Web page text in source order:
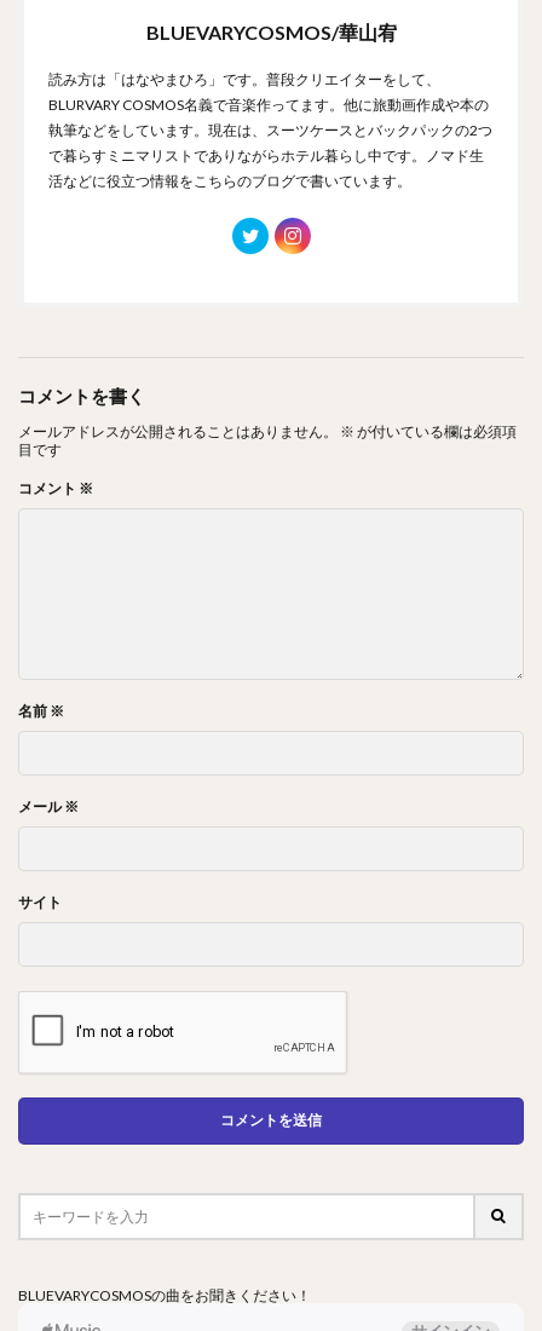
BLUEVARYCOSMOS/華山宥
読み方は「はなやまひろ」です。普段クリエイターをして、
BLURVARY COSMOS名義で音楽作ってます。他に旅動画作成や本の
執筆などをしています。現在は、スーツケースとバックパックの2つ
で暮らすミニマリストでありながらホテル暮らし中です。ノマド生
活などに役立つ情報をこちらのブログで書いています。
コメントを書く
メールアドレスが公開されることはありません。 ※ が付いている欄は必須項
目です
コメント ※
名前 ※
メール※
サイト
BLUEVARYCOSMOSの曲をお聞きください！